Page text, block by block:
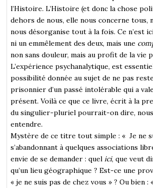
l’Histoire. L’Histoire (et donc la chose
dehors de nous, elle nous concerne tous,
nous désorganise tout à la fois. Ce n’est
ni un emmêlement des deux, mais une
non sans douleur, mais au profit de la vie
L’expérience psychanalytique, est
possibilité donnée au sujet de ne pas
prisonnier d’un passé intolérable qui a
présent. Voilà ce que ce livre, écrit à la
du singulier-pluriel pourrait-on dire,
entendre.
Mystère de ce titre tout simple : « Je ne
s’abandonnant à quelques associations
envie de se demander : quel ici, que veut
qu’un lieu géographique ? Est-ce une
« je ne suis pas de chez vous » ? Ou bien :